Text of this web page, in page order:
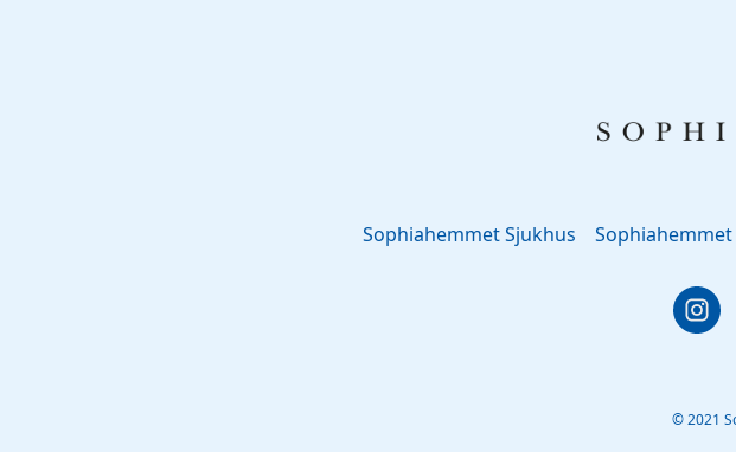
Sophiahemmet Sjukhus
© 2021